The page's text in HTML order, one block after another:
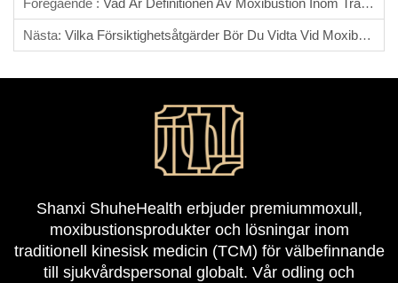
Nästa: Vilka Försiktighetsåtgärder Bör Du Vidta Vid Moxibustion?
Shanxi ShuheHealth erbjuder premiummoxull,
moxibustionsprodukter och lösningar inom
traditionell kinesisk medicin (TCM) för välbefinnande
till sjukvårdspersonal globalt. Vår odling och